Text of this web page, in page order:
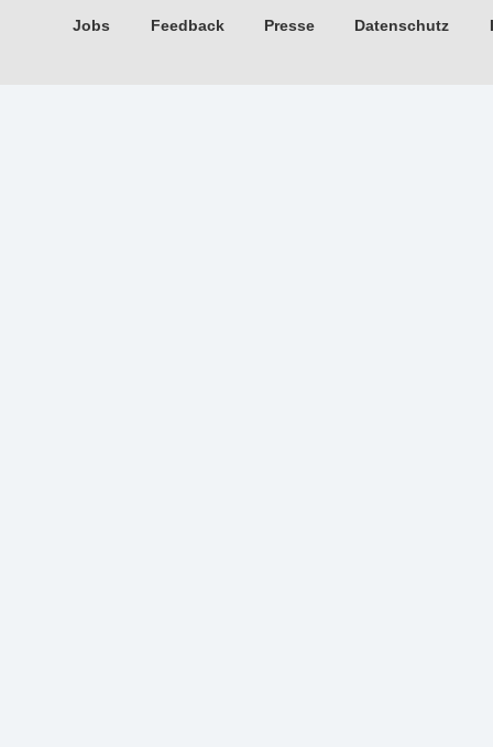
Jobs Feedback Presse Datenschutz